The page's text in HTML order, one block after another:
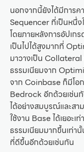
นอกจากนี้ยังได้มีการ
Sequencer ที่เป็นหนึ่
โดยภายหลังการอัปเ
เป็นไปได้สูงมากที่
มาวางเป็น
ธรรมเนียมจาก
จาก Coinbase ก็มีโอ
Bedrock อีกด้วยเช่น
ได้อย่างสมบูรณ์และสา
ใช้งาน Base ได้เยอะ
ธรรมเนียมมากขึ้นเท่
ที่ดีขึ้นอีกด้วยเช่นกัน